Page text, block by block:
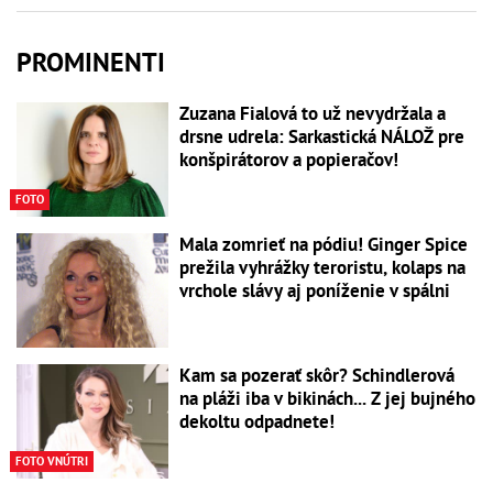
PROMINENTI
FOTO
Zuzana Fialová to už nevydržala a
drsne udrela: Sarkastická NÁLOŽ pre
konšpirátorov a popieračov!
Mala zomrieť na pódiu! Ginger Spice
prežila vyhrážky teroristu, kolaps na
vrchole slávy aj poníženie v spálni
FOTO VNÚTRI
Kam sa pozerať skôr? Schindlerová
na pláži iba v bikinách... Z jej bujného
dekoltu odpadnete!